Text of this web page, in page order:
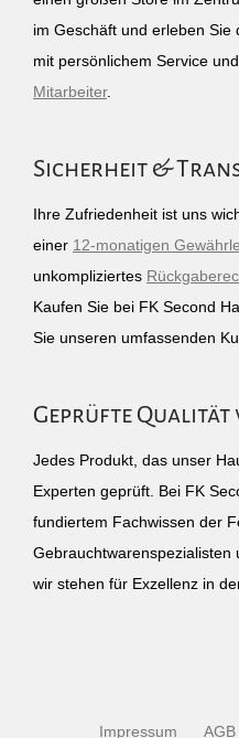
im Geschäft und erleben Sie
mit persönlichem Service
Mitarbeiter.
Sicherheit &
Ihre Zufriedenheit ist uns
einer 12-monatigen
unkompliziertes
Kaufen Sie bei FK Second
Sie unseren umfassenden
Geprüfte Qualität
Jedes Produkt, das unser
Experten geprüft. Bei FK
fundiertem Fachwissen der
Gebrauchtwarenspezialisten
wir stehen für Exzellenz in
Impressum AGB